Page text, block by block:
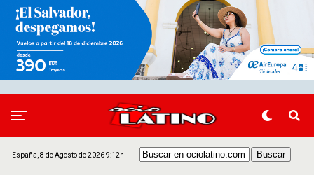
España, 8 de Agosto de 2026 9:12h